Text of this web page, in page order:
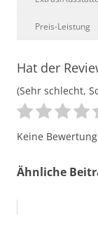
Preis-Leistung
Hat der
(Sehr schlecht,
Keine
Ähnliche